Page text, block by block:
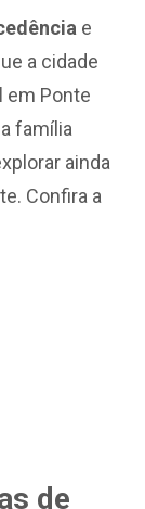
e
a cidade
em Ponte
família
ainda
Confira a
de